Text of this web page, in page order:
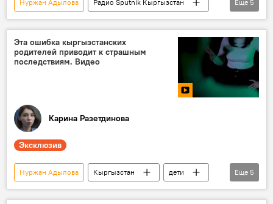
Нуржан Адылова
Радио Sputnik Кыргызстан
Кыргызстан
дети
родители
насилие
преступление
Еще 5
Эта ошибка кыргызстанских
родителей приводит к страшным
последствиям. Видео
Карина Разетдинова
Эксклюзив
Нуржан Адылова Кыргызстан
дети
несовершеннолетние
воспитание
Еще 5